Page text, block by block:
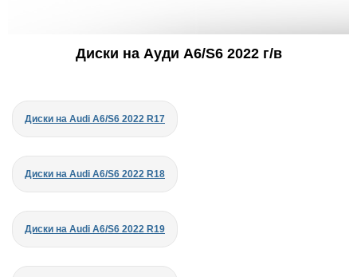
Диски на Ауди A6/S6 2022 г/в
Диски на Audi A6/S6 2022 R17
Диски на Audi A6/S6 2022 R18
Диски на Audi A6/S6 2022 R19